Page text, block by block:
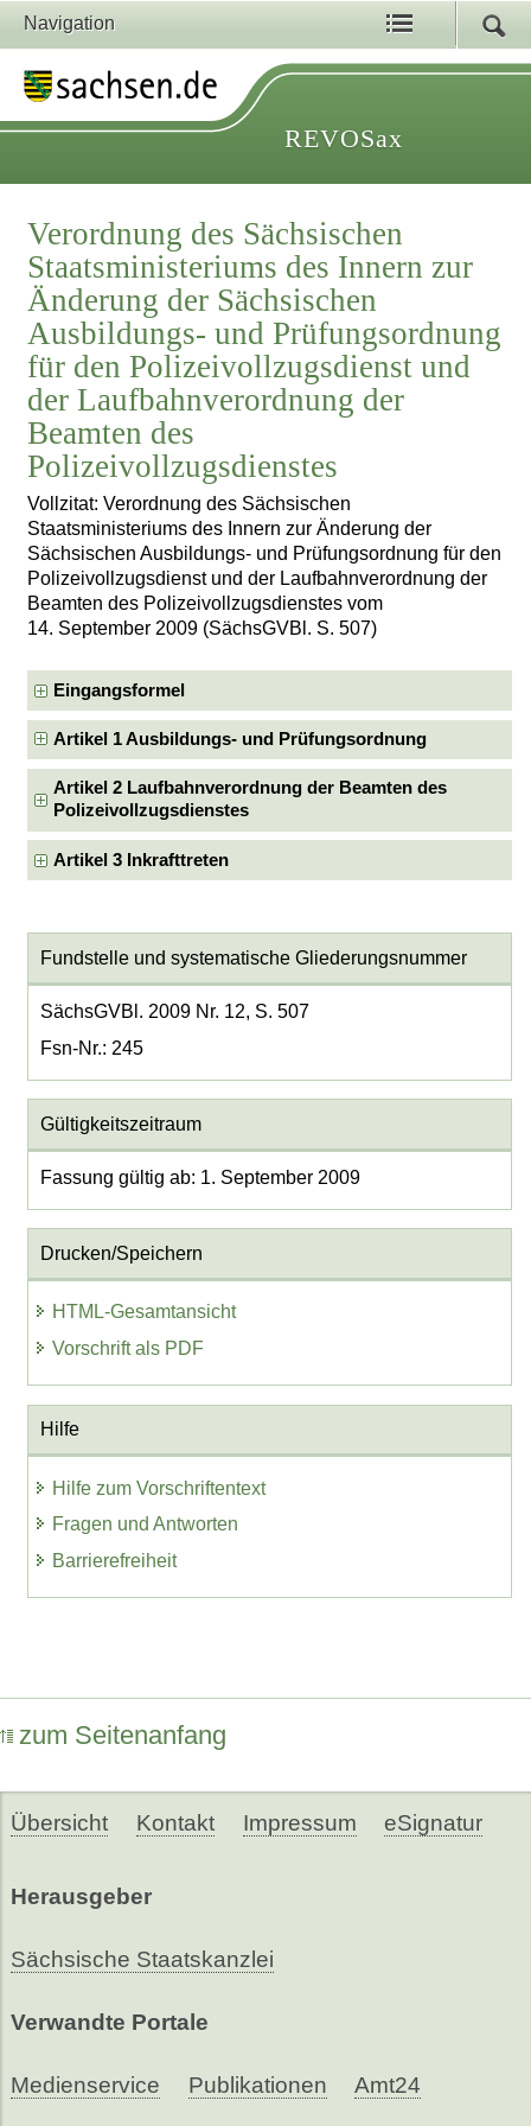
Navigation
REVOSax
Verordnung des Sächsischen
Staatsministeriums des Innern zur
Änderung der Sächsischen
Ausbildungs- und Prüfungsordnung
für den Polizeivollzugsdienst und
der Laufbahnverordnung der
Beamten des
Polizeivollzugsdienstes
Vollzitat: Verordnung des Sächsischen
Staatsministeriums des Innern zur Änderung der
Sächsischen Ausbildungs- und Prüfungsordnung für den
Polizeivollzugsdienst und der Laufbahnverordnung der
Beamten des Polizeivollzugsdienstes vom
14. September 2009 (SächsGVBl. S. 507)
Eingangsformel
Artikel 1 Ausbildungs- und Prüfungsordnung
Artikel 2 Laufbahnverordnung der Beamten des
Polizeivollzugsdienstes
Artikel 3 Inkrafttreten
Fundstelle und systematische Gliederungsnummer
SächsGVBl. 2009 Nr. 12, S. 507
Fsn-Nr.: 245
Gültigkeitszeitraum
Fassung gültig ab: 1. September 2009
Drucken/Speichern
HTML-Gesamtansicht
Vorschrift als PDF
Hilfe
Hilfe zum Vorschriftentext
Fragen und Antworten
Barrierefreiheit
zum Seitenanfang
Übersicht Kontakt Impressum eSignatur
Herausgeber
Sächsische Staatskanzlei
Verwandte Portale
Medienservice Publikationen Amt24